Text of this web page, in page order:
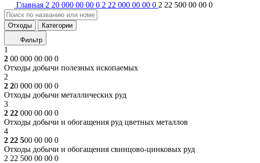
Главная 2 20 000 00 00 0 2 22 000 00 00 0 2 22 500 00 00 0
Отходы
Категории
Фильтр
1
2 00 000 00 00 0
Отходы добычи полезных ископаемых
2
2 20 000 00 00 0
Отходы добычи металлических руд
3
2 22 000 00 00 0
Отходы добычи и обогащения руд цветных металлов
4
2 22 500 00 00 0
Отходы добычи и обогащения свинцово-цинковых руд
2 22 500 00 00 0